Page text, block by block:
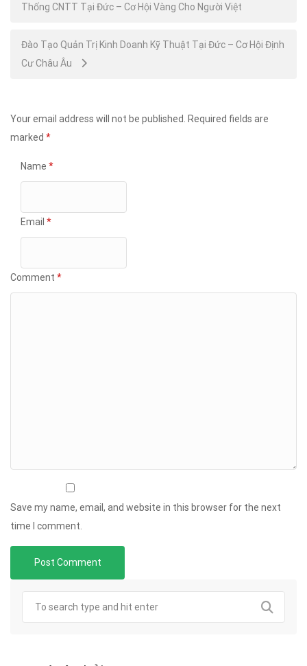
navigation
Thống CNTT Tại Đức – Cơ Hội Vàng Cho Người Việt
Đào Tạo Quản Trị Kinh Doanh Kỹ Thuật Tại Đức – Cơ Hội Định
Cư Châu Âu
Your email address will not be published.
Required fields are
marked *
Name *
Email *
Comment *
Save my name, email, and website in this browser for the next
time I comment.